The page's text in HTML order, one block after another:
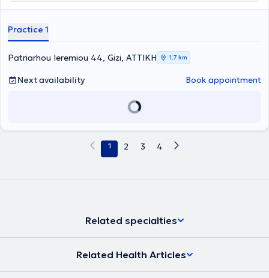
Practice 1
Patriarhou Ieremiou 44, Gizi, ΑΤΤΙΚΗ 1,7 km
Next availability Book appointment
1 2 3 4
Related specialties
Related Health Articles